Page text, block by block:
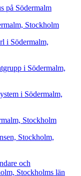
på Södermalm
Stockholm
i Södermalm,
i Södermalm,
i Södermalm,
Stockholm
Stockholm,
och
Stockholms län